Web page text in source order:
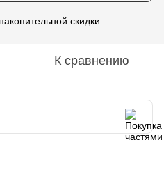
скидки
К сравнению